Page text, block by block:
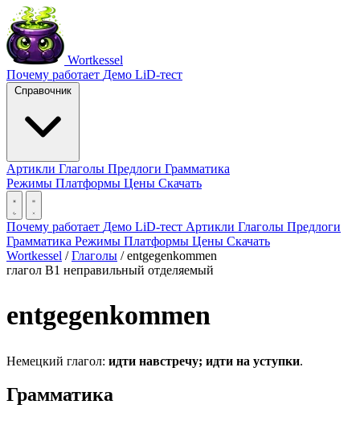
Wortkessel
Почему работает Демо LiD-тест
Справочник
Артикли Глаголы Предлоги Грамматика
Режимы Платформы Цены Скачать
Почему работает Демо LiD-тест Артикли Глаголы Предлоги
Грамматика Режимы Платформы Цены Скачать
Wortkessel / Глаголы / entgegenkommen
глагол B1 неправильный отделяемый
entgegenkommen
Немецкий глагол: идти навстречу; идти на уступки.
Грамматика